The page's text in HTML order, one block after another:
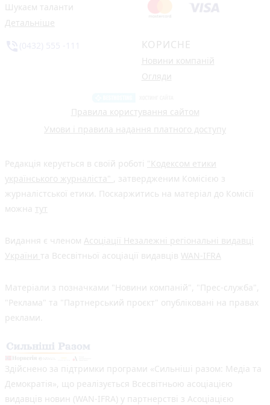
Шукаєм таланти
Детальніше
КОРИСНЕ
Новини компаній
Огляди
Правила користування сайтом
Умови і правила надання платного доступу
Редакція керується в своїй роботі "Кодексом етики
українського журналіста"
, затвердженим Комісією з
журналістської етики. Поскаржитись на матеріал до Комісії
можна тут
Видання є членом Асоціації Незалежні регіональні видавці
України та Всесвітньої асоціації видавців WAN-IFRA
Матеріали з позначками "Новини компаній", "Прес-служба",
"Реклама" та "Партнерський проєкт" опубліковані на правах
реклами.
Здійснено за підтримки програми «Сильніші разом: Медіа та
Демократія», що реалізується Всесвітньою асоціацією
видавців новин (WAN-IFRA) у партнерстві з Асоціацією